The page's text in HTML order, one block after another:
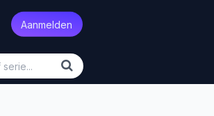
Aanmelden